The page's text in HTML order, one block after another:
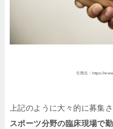
引用元：https://
上記のように大々的に募集
スポーツ分野の臨床現場で